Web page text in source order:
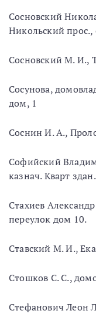
Сосновский
Никольский прос.,
Сосновский М. И.,
Сосунова,
дом, 1
Соснин И. А.,
Софийский
казнач. Кварт
Стахиев
переулок дом 10.
Ставский М. И.,
Стошков С. С.,
Стефанович Леон